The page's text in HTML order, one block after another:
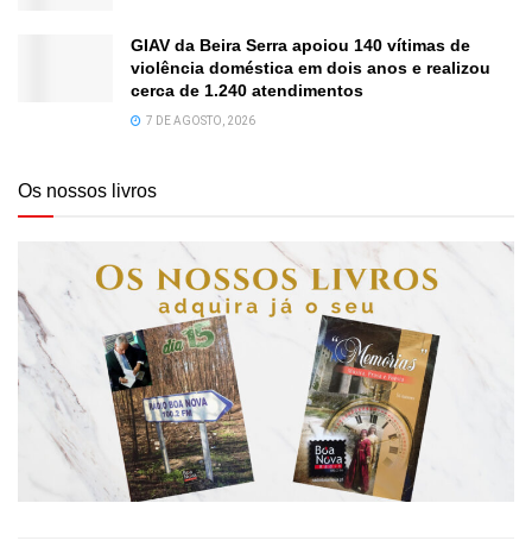
GIAV da Beira Serra apoiou 140 vítimas de
violência doméstica em dois anos e realizou
cerca de 1.240 atendimentos
7 DE AGOSTO, 2026
Os nossos livros